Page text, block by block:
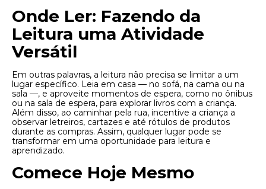
Onde Ler: Fazendo da
Leitura uma Atividade
Versátil
Em outras palavras, a leitura não precisa se limitar a um
lugar específico. Leia em casa — no sofá, na cama ou na
sala —, e aproveite momentos de espera, como no ônibus
ou na sala de espera, para explorar livros com a criança.
Além disso, ao caminhar pela rua, incentive a criança a
observar letreiros, cartazes e até rótulos de produtos
durante as compras. Assim, qualquer lugar pode se
transformar em uma oportunidade para leitura e
aprendizado.
Comece Hoje Mesmo